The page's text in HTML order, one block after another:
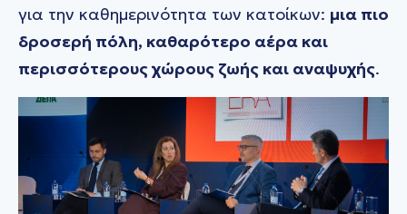
για την καθημερινότητα των κατοίκων: μια πιο
δροσερή πόλη, καθαρότερο αέρα και
περισσότερους χώρους ζωής και αναψυχής.